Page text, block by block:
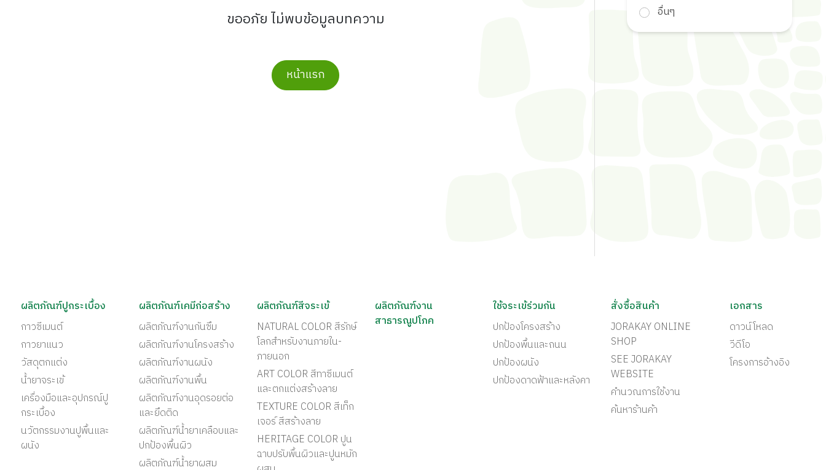
ขออภัย ไม่พบข้อมูลบทความ
หน้าแรก
อื่นๆ
ผลิตภัณฑ์ปูกระเบื้อง
กาวซีเมนต์
กาวยาแนว
วัสดุตกแต่ง
น้ำยาจระเข้
เครื่องมือและอุปกรณ์ปู
กระเบื้อง
นวัตกรรมงานปูพื้นและ
ผนัง
ผลิตภัณฑ์เคมีก่อสร้าง
ผลิตภัณฑ์งานกันซึม
ผลิตภัณฑ์งานโครงสร้าง
ผลิตภัณฑ์งานผนัง
ผลิตภัณฑ์งานพื้น
ผลิตภัณฑ์งานอุดรอยต่อ
และยึดติด
ผลิตภัณฑ์น้ำยาเคลือบและ
ปกป้องพื้นผิว
ผลิตภัณฑ์น้ำยาผสม
ผลิตภัณฑ์สีจระเข้
NATURAL COLOR สีรักษ์
โลกสำหรับงานภายใน-
ภายนอก
ART COLOR สีทาซีเมนต์
และตกแต่งสร้างลาย
TEXTURE COLOR สีเท็ก
เจอร์ สีสร้างลาย
HERITAGE COLOR ปูน
ฉาบปรับพื้นผิวและปูนหมัก
ผลิตภัณฑ์งาน
สาธารณูปโภค
ใช้จระเข้ร่วมกัน
ปกป้องโครงสร้าง
ปกป้องพื้นและถนน
ปกป้องผนัง
ปกป้องดาดฟ้าและหลังคา
สั่งซื้อสินค้า
JORAKAY ONLINE
SHOP
SEE JORAKAY
WEBSITE
คำนวณการใช้งาน
ค้นหาร้านค้า
เอกสาร
ดาวน์โหลด
วีดีโอ
โครงการอ้างอิง